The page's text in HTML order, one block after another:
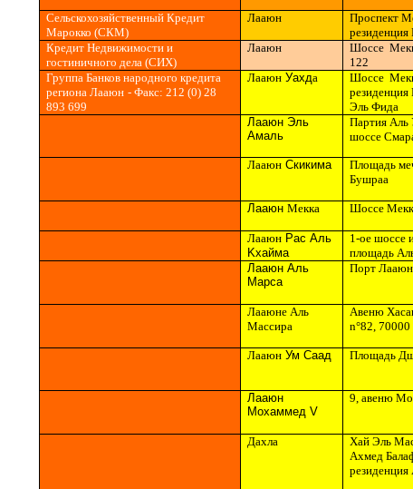
Сельскохозяйственный Кредит
Марокко (CКM)
Лааюн Проспект
резиденция
Кредит Недвижимости и
гостиничного дела (СИХ)
Лааюн Шоссе Me
122
Группа Банков народного кредита
региона Лааюн - Факс: 212 (0) 28
893 699
Лааюн Уахдa Шоссе Me
резиденция
Эль Фидa
Лааюн Эль
Aмaль
Партия Аль
шоссеСмар
ЛааюнСкикима
Площадь
Бушраа
Лааюн Meккa Шоссе Meкк
ЛааюнРaс Aль
Kхаймa
1-ое шоссе
площадь
ЛааюнAль
Maрсa
Порт
ЛааюнеAль
Maссирa
Авеню
n°82, 70000
ЛааюнУм Саад Площадь
Лааюн
MoхаммедV
9, авенюMo
Дахлa ХайЭль Ma
Aхмед
резиденция